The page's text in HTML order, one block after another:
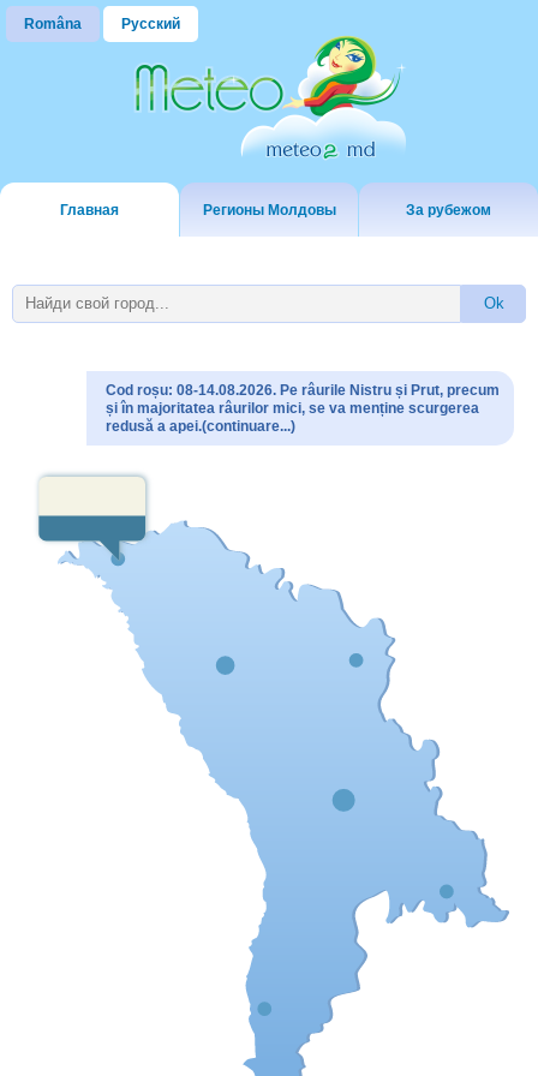
Româna Русский
Главная Регионы Молдовы За рубежом
Cod roșu: 08-14.08.2026. Pe râurile Nistru și Prut, precum
și în majoritatea râurilor mici, se va menține scurgerea
redusă a apei.(continuare...)